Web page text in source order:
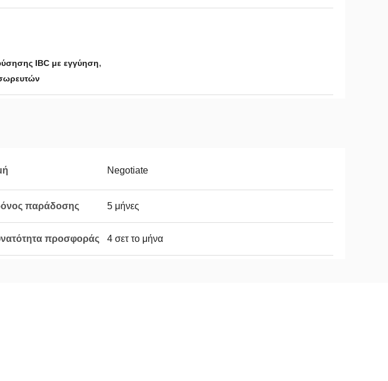
IBC με εγγύηση,
Negotiate
παράδοσης 5 μήνες
προσφοράς 4 σετ το μήνα